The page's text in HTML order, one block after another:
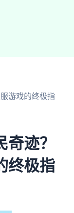
游戏的终极指
迹？
终极指